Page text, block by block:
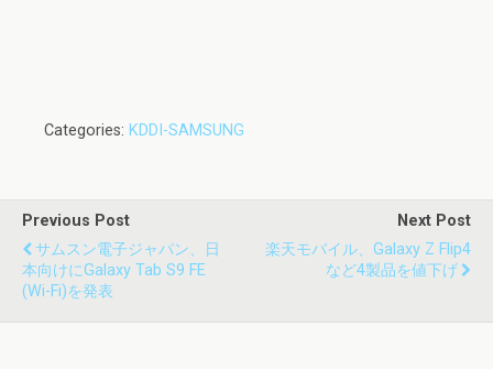
Categories: KDDI-SAMSUNG
Previous Post
サムスン電子ジャパン、日
本向けにGalaxy Tab S9 FE
(Wi-Fi)を発表
Next Post
楽天モバイル、Galaxy Z Flip4
など4製品を値下げ